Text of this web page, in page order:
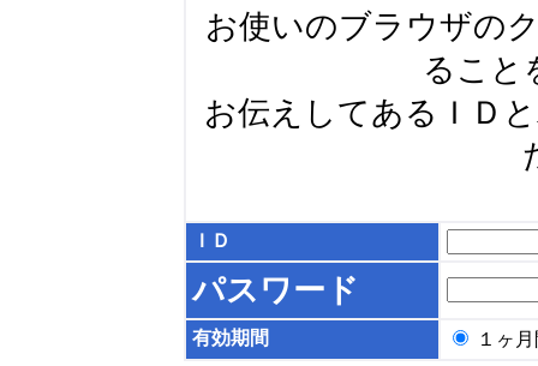
お使いのブラウザの
ること
お伝えしてあるＩＤ
ＩＤ
パスワード
有効期間 １ヶ